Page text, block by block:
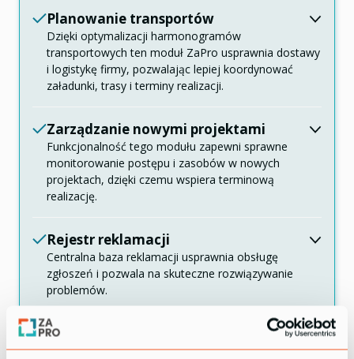
Planowanie transportów
Dzięki optymalizacji harmonogramów
transportowych ten moduł ZaPro usprawnia dostawy
i logistykę firmy, pozwalając lepiej koordynować
załadunki, trasy i terminy realizacji.
Zarządzanie nowymi projektami
Funkcjonalność tego modułu zapewni sprawne
monitorowanie postępu i zasobów w nowych
projektach, dzięki czemu wspiera terminową
realizację.
Rejestr reklamacji
Centralna baza reklamacji usprawnia obsługę
zgłoszeń i pozwala na skuteczne rozwiązywanie
problemów.
Prace montażowe u klienta
Ten moduł pozwoli Ci zadbać o efektywne